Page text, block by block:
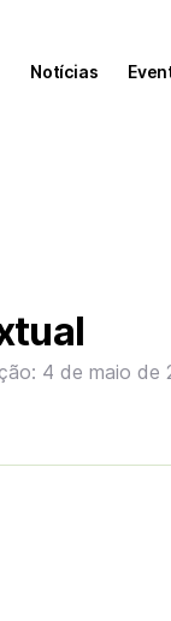
Notícias
4 de maio de